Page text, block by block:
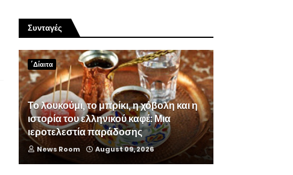
Συνταγές
΄Δίαιτα
Το λουκούμι, το μπρίκι, η χόβολη και η
ιστορία του ελληνικού καφέ: Μια
ιεροτελεστία παράδοσης
News Room August 09, 2026